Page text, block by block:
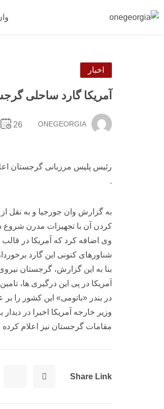
اخبار
آمریکا گارد ساحلی
ONEGEORGIA 26مهر1397
رئیس پلیس مرزبانی گرجستان
.
به گزارش وان جورجیا و به نقل
کردن آن با تجهیزات مدرن
وی اضافه کرد که آمریکا در قالب
شناورهای کنونی این گارد
بنا به این گزارش، گرجستان نیروی دریایی
آمریکا در پی این درگیری ها،
در بندر «باتومی» این کشور را
وزیر خارجه آمریکا اخیرا در
مقامات گرجستان نیز اعلام کرده
Share Link